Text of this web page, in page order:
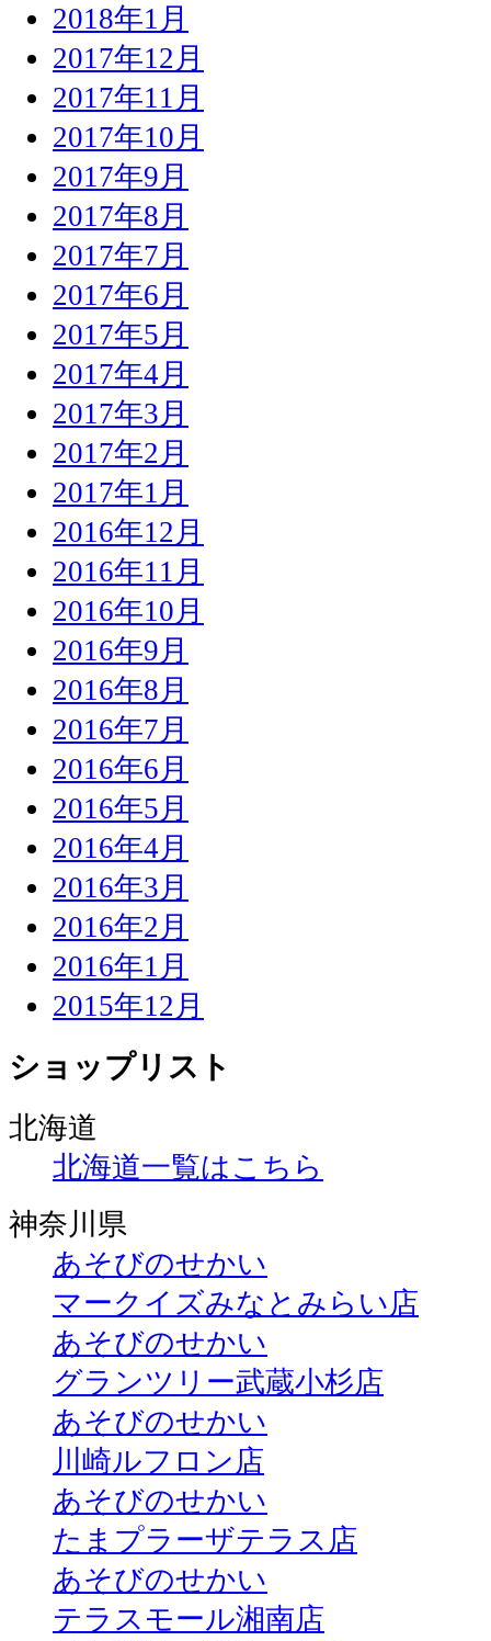
2018年1月
2017年12月
2017年11月
2017年10月
2017年9月
2017年8月
2017年7月
2017年6月
2017年5月
2017年4月
2017年3月
2017年2月
2017年1月
2016年12月
2016年11月
2016年10月
2016年9月
2016年8月
2016年7月
2016年6月
2016年5月
2016年4月
2016年3月
2016年2月
2016年1月
2015年12月
ショップリスト
北海道
北海道一覧はこちら
神奈川県
あそびのせかい
マークイズみなとみらい店
あそびのせかい
グランツリー武蔵小杉店
あそびのせかい
川崎ルフロン店
あそびのせかい
たまプラーザテラス店
あそびのせかい
テラスモール湘南店